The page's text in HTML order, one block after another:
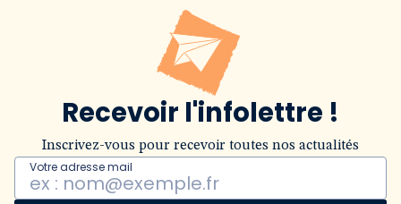
Recevoir l'infolettre !
Inscrivez-vous pour recevoir toutes nos actualités
Votre adresse mail